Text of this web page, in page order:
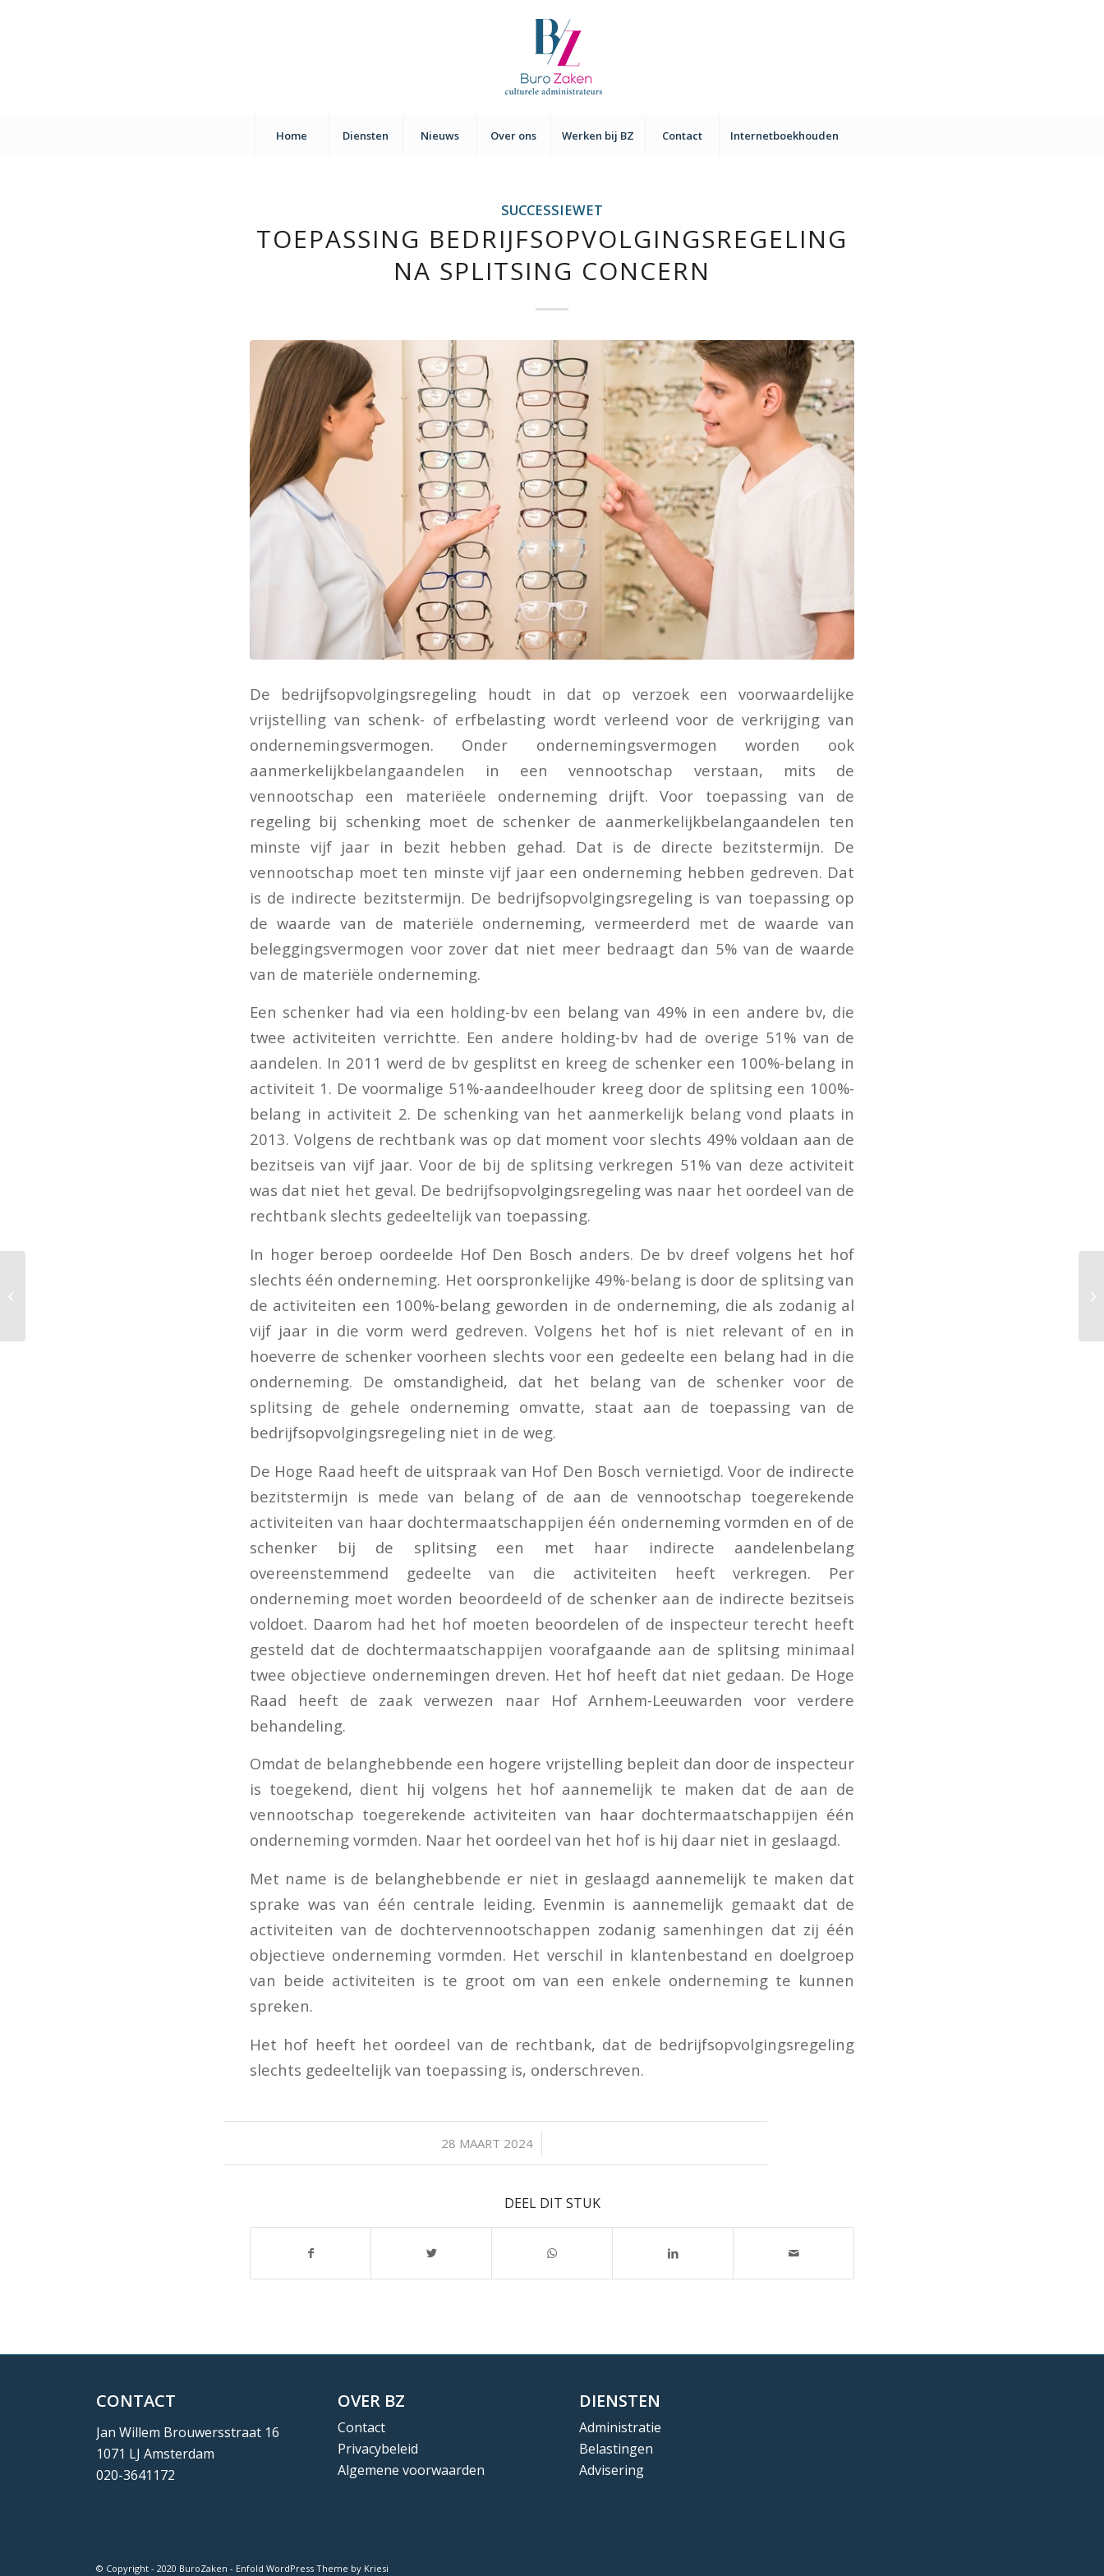
Home Diensten Nieuws Over ons Werken bij BZ Contact Internetboekhouden
SUCCESSIEWET
TOEPASSING BEDRIJFSOPVOLGINGSREGELING
NA SPLITSING CONCERN
De bedrijfsopvolgingsregeling houdt in dat op verzoek een voorwaardelijke
vrijstelling van schenk- of erfbelasting wordt verleend voor de verkrijging van
ondernemingsvermogen. Onder ondernemingsvermogen worden ook
aanmerkelijkbelangaandelen in een vennootschap verstaan, mits de
vennootschap een materiëele onderneming drijft. Voor toepassing van de
regeling bij schenking moet de schenker de aanmerkelijkbelangaandelen ten
minste vijf jaar in bezit hebben gehad. Dat is de directe bezitstermijn. De
vennootschap moet ten minste vijf jaar een onderneming hebben gedreven. Dat
is de indirecte bezitstermijn. De bedrijfsopvolgingsregeling is van toepassing op
de waarde van de materiële onderneming, vermeerderd met de waarde van
beleggingsvermogen voor zover dat niet meer bedraagt dan 5% van de waarde
van de materiële onderneming.
Een schenker had via een holding-bv een belang van 49% in een andere bv, die
twee activiteiten verrichtte. Een andere holding-bv had de overige 51% van de
aandelen. In 2011 werd de bv gesplitst en kreeg de schenker een 100%-belang in
activiteit 1. De voormalige 51%-aandeelhouder kreeg door de splitsing een 100%-
belang in activiteit 2. De schenking van het aanmerkelijk belang vond plaats in
2013. Volgens de rechtbank was op dat moment voor slechts 49% voldaan aan de
bezitseis van vijf jaar. Voor de bij de splitsing verkregen 51% van deze activiteit
was dat niet het geval. De bedrijfsopvolgingsregeling was naar het oordeel van de
rechtbank slechts gedeeltelijk van toepassing.
In hoger beroep oordeelde Hof Den Bosch anders. De bv dreef volgens het hof
slechts één onderneming. Het oorspronkelijke 49%-belang is door de splitsing van
de activiteiten een 100%-belang geworden in de onderneming, die als zodanig al
vijf jaar in die vorm werd gedreven. Volgens het hof is niet relevant of en in
hoeverre de schenker voorheen slechts voor een gedeelte een belang had in die
onderneming. De omstandigheid, dat het belang van de schenker voor de
splitsing de gehele onderneming omvatte, staat aan de toepassing van de
bedrijfsopvolgingsregeling niet in de weg.
De Hoge Raad heeft de uitspraak van Hof Den Bosch vernietigd. Voor de indirecte
bezitstermijn is mede van belang of de aan de vennootschap toegerekende
activiteiten van haar dochtermaatschappijen één onderneming vormden en of de
schenker bij de splitsing een met haar indirecte aandelenbelang
overeenstemmend gedeelte van die activiteiten heeft verkregen. Per
onderneming moet worden beoordeeld of de schenker aan de indirecte bezitseis
voldoet. Daarom had het hof moeten beoordelen of de inspecteur terecht heeft
gesteld dat de dochtermaatschappijen voorafgaande aan de splitsing minimaal
twee objectieve ondernemingen dreven. Het hof heeft dat niet gedaan. De Hoge
Raad heeft de zaak verwezen naar Hof Arnhem-Leeuwarden voor verdere
behandeling.
Omdat de belanghebbende een hogere vrijstelling bepleit dan door de inspecteur
is toegekend, dient hij volgens het hof aannemelijk te maken dat de aan de
vennootschap toegerekende activiteiten van haar dochtermaatschappijen één
onderneming vormden. Naar het oordeel van het hof is hij daar niet in geslaagd.
Met name is de belanghebbende er niet in geslaagd aannemelijk te maken dat
sprake was van één centrale leiding. Evenmin is aannemelijk gemaakt dat de
activiteiten van de dochtervennootschappen zodanig samenhingen dat zij één
objectieve onderneming vormden. Het verschil in klantenbestand en doelgroep
van beide activiteiten is te groot om van een enkele onderneming te kunnen
spreken.
Het hof heeft het oordeel van de rechtbank, dat de bedrijfsopvolgingsregeling
slechts gedeeltelijk van toepassing is, onderschreven.
28 MAART 2024
/
DEEL DIT STUK
CONTACT
Jan Willem Brouwersstraat 16
1071 LJ Amsterdam
020-3641172
OVER BZ
Contact
Privacybeleid
Algemene voorwaarden
DIENSTEN
Administratie
Belastingen
Advisering
© Copyright - 2020 BuroZaken - Enfold WordPress Theme by Kriesi